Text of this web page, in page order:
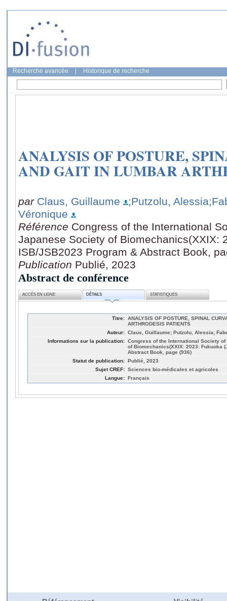
Recherche avancée Historique de recherche
ANALYSIS OF POSTURE,
AND GAIT IN LUMBAR
par Claus, Guillaume ;Putzolu, Alessia
Véronique
Référence Congress of the International
Japanese Society of Biomechanics(XXIX:
ISB/JSB2023 Program & Abstract Book,
Publication Publié, 2023
Abstract de conférence
ACCÈS EN LIGNE DÉTAILS STATISTIQUES
Titre: ANALYSIS OF POSTURE, SPINAL
ARTHRODESIS PATIENTS
Auteur: Claus, Guillaume; Putzolu, Alessia;
Informations sur la publication: Congress of the International Society
of Biomechanics(XXIX: 2023: Fukuoka
Abstract Book, page (936)
Statut de publication: Publié, 2023
Sujet CREF: Sciences bio-médicales et agricoles
Langue: Français